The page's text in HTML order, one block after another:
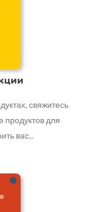
свяжитесь
для
вас…